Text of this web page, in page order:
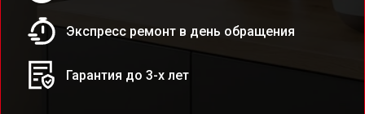
Экспресс ремонт в день обращения
Гарантия до 3-х лет